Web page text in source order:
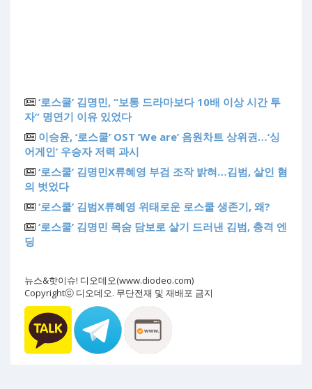
‘로스쿨’ 김명민, “보통 드라마보다 10배 이상 시간 투
자” 명연기 이유 있었다
이승윤, ‘로스쿨’ OST ‘We are’ 음원차트 상위권…‘싱
어게인’ 우승자 저력 과시
‘로스쿨’ 김명민X류혜영 부검 조작 밝혀…김범, 살인 혐
의 벗었다
‘로스쿨’ 김범X류혜영 위태로운 로스쿨 생존기, 왜?
‘로스쿨’ 김명민 목숨 담보로 살기 드러낸 김범, 충격 엔
딩
뉴스&핫이슈! 디오데오(www.diodeo.com)
Copyrightⓒ 디오데오. 무단전재 및 재배포 금지